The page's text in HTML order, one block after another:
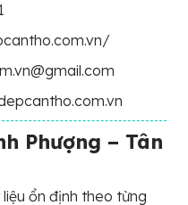
Phượng – Tân
ổn định theo từng